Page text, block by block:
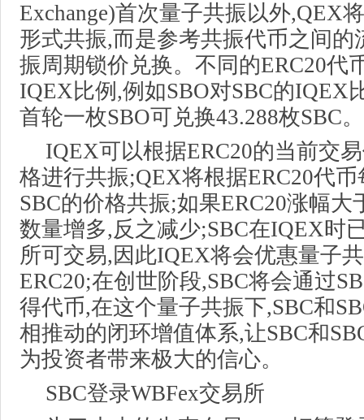
Exchange)首次量子共振以外,QEX
形式共振,而是参考共振代币之间的
振周期锁价兑换。不同的ERC20代
IQEX比例,例如SBO对SBC的IQEX
首轮一枚SBO可兑换43.288枚SBC。
IQEX可以根据ERC20的当前交
格进行共振;QEX将根据ERC20代
SBC的价格共振;如果ERC20涨幅大
数量增多,反之减少;SBC在IQEX时
所可交易,因此IQEX将会优惠量子
ERC20;在创世阶段,SBC将会通过
得代币,在这个量子共振下,SBC和
相推动的闭环增值体系,让SBC和
为投资者带来极大的信心。
SBC登录WBFex交易所